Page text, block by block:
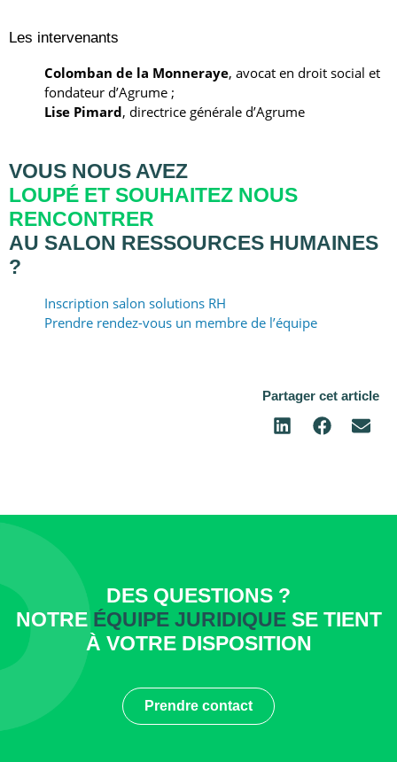
Les intervenants
Colomban de la Monneraye, avocat en droit social et
fondateur d’Agrume ;
Lise Pimard, directrice générale d’Agrume
VOUS NOUS AVEZ
LOUPÉ ET SOUHAITEZ NOUS
RENCONTRER
AU SALON RESSOURCES HUMAINES
?
Inscription salon solutions RH
Prendre rendez-vous un membre de l’équipe
Partager cet article
DES QUESTIONS ?
NOTRE ÉQUIPE JURIDIQUE SE TIENT
À VOTRE DISPOSITION
Prendre contact